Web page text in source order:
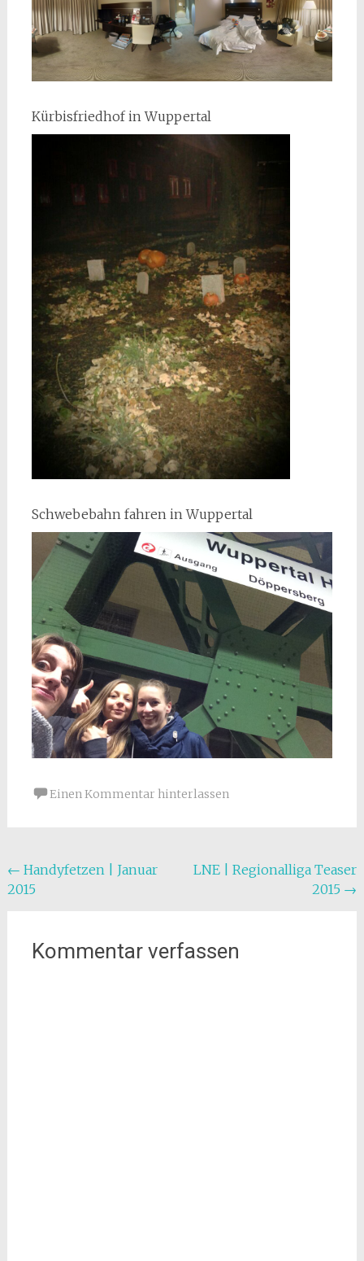
Kürbisfriedhof in Wuppertal
Schwebebahn fahren in Wuppertal
Einen Kommentar hinterlassen
Beitragsnavigation
← Handyfetzen | Januar
2015
LNE | Regionalliga Teaser
2015 →
Kommentar verfassen